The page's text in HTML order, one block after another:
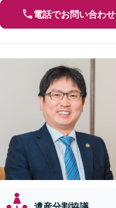
電話でお問い合わせ